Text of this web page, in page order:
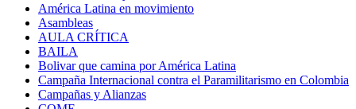
América Latina en movimiento
Asambleas
AULA CRÍTICA
BAILA
Bolivar que camina por América Latina
Campaña Internacional contra el Paramilitarismo en Colombia
Campañas y Alianzas